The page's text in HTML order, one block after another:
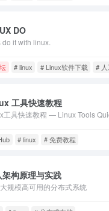
DO
do it with linux.
# linux # Linux软件下载 #
工具快速教程
工具快速教程 — Linux Tools
# linux # 免费教程
架构原理与实践
规模高可用的分布式系统